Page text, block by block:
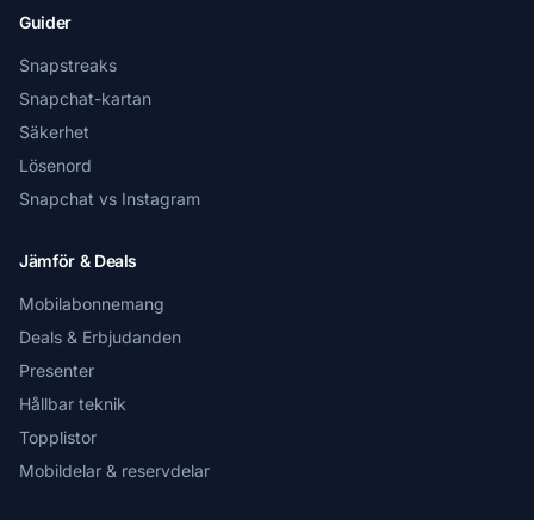
Guider
Snapstreaks
Snapchat-kartan
Säkerhet
Lösenord
Snapchat vs Instagram
Jämför & Deals
Mobilabonnemang
Deals & Erbjudanden
Presenter
Hållbar teknik
Topplistor
Mobildelar & reservdelar